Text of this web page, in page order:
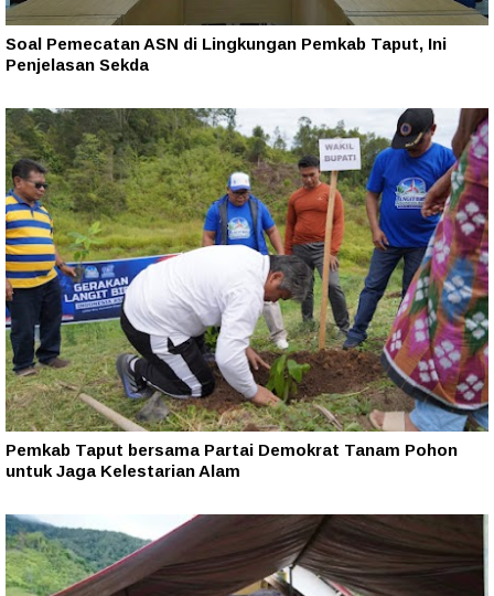
Soal Pemecatan ASN di Lingkungan Pemkab Taput, Ini
Penjelasan Sekda
Pemkab Taput bersama Partai Demokrat Tanam Pohon
untuk Jaga Kelestarian Alam